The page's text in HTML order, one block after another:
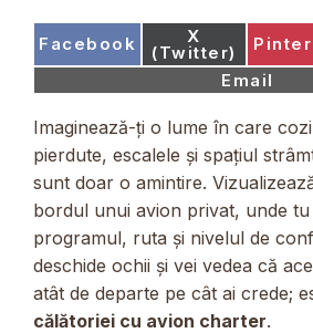
Share
Facebook Share
on
X
(Twitter) Share
Share
on
Email
Imaginează-ți o lume în care
pierdute, escalele și spațiul
sunt doar o amintire.
bordul unui avion privat, unde tu
programul, ruta și nivelul de
deschide ochii și vei vedea că
atât de departe pe cât ai crede;
călătoriei cu avion charter.